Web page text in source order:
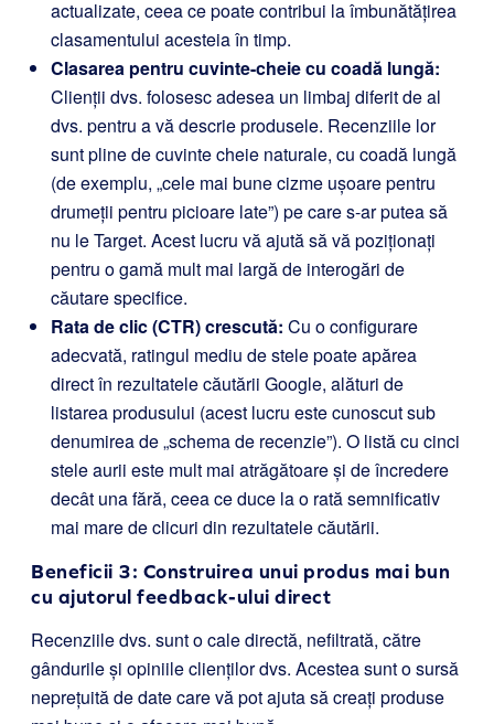
actualizate, ceea ce poate contribui la îmbunătățirea
clasamentului acesteia în timp.
Clasarea pentru cuvinte-cheie cu coadă lungă:
Clienții dvs. folosesc adesea un limbaj diferit de al
dvs. pentru a vă descrie produsele. Recenziile lor
sunt pline de cuvinte cheie naturale, cu coadă lungă
(de exemplu, „cele mai bune cizme ușoare pentru
drumeții pentru picioare late”) pe care s-ar putea să
nu le Target. Acest lucru vă ajută să vă poziționați
pentru o gamă mult mai largă de interogări de
căutare specifice.
Rata de clic (CTR) crescută: Cu o configurare
adecvată, ratingul mediu de stele poate apărea
direct în rezultatele căutării Google, alături de
listarea produsului (acest lucru este cunoscut sub
denumirea de „schema de recenzie”). O listă cu cinci
stele aurii este mult mai atrăgătoare și de încredere
decât una fără, ceea ce duce la o rată semnificativ
mai mare de clicuri din rezultatele căutării.
Beneficii 3: Construirea unui produs mai bun
cu ajutorul feedback-ului direct
Recenziile dvs. sunt o cale directă, nefiltrată, către
gândurile și opiniile clienților dvs. Acestea sunt o sursă
neprețuită de date care vă pot ajuta să creați produse